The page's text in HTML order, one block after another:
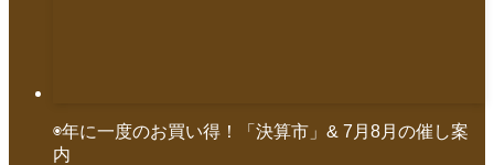
◉年に一度のお買い得！「決算市」& 7月8月の催し案
内